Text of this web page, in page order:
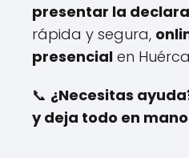
presentar la
rápida y segura,
presencial en
📞 ¿Necesitas
y deja todo en